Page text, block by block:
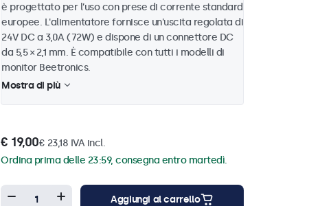
è progettato per l’uso con prese di corrente standard
europee. L'alimentatore fornisce un'uscita regolata di
24V DC a 3,0A (72W) e dispone di un connettore DC
da 5,5 × 2,1 mm. È compatibile con tutti i modelli di
monitor Beetronics.
Mostra di più
€ 19,00€ 23,18 IVA incl.
Ordina prima delle 23:59, consegna entro martedì.
Aggiungi al carrello